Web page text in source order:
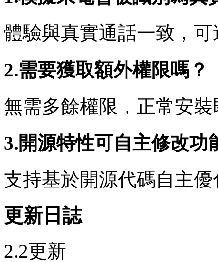
體驗與真實通話一致，
2.需要獲取額外權限嗎？
無需多餘權限，正常安
3.開源特性可自主修改功
支持基於開源代碼自主
更新日誌
2.2更新